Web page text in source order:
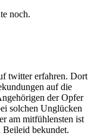
noch.
twitter erfahren. Dort
auf die
der Opfer
solchen Unglücken
am mitfühlensten ist
Beileid bekundet.